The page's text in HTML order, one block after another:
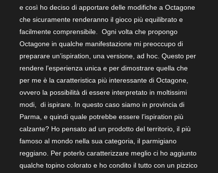
e così ho deciso di apportare delle modifiche a Octagone
che sicuramente renderanno il gioco più equilibrato e
facilmente comprensibile. Ogni volta che propongo
Octagone in qualche manifestazione mi preoccupo di
preparare un’ispiration, una versione, ad hoc. Questo per
rendere l’esperienza unica e per dimostrare quella che
per me è la caratteristica più interessante di Octagone,
ovvero la possibilità di essere interpretato in moltissimi
modi, di ispirare. In questo caso siamo in provincia di
Parma, e quindi quale potrebbe essere l’ispiration più
calzante? Ho pensato ad un prodotto del territorio, il più
famoso al mondo nella sua categoria, il parmigiano
reggiano. Per poterlo caratterizzare meglio ci ho aggiunto
qualche topino colorato e ho condito il tutto con un pizzico